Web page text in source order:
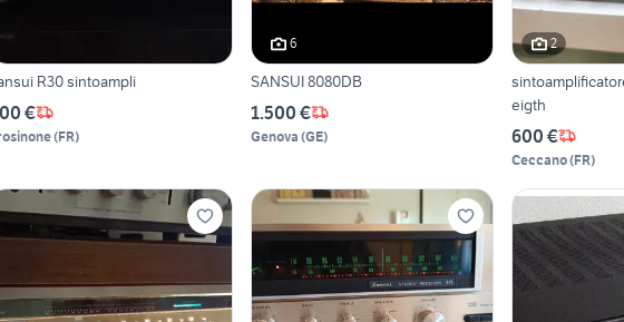
R30 sintoampli
€
(FR)
6
SANSUI 8080DB
1.500 €
Genova (GE)
2
eigth
600 €
Ceccano(FR)